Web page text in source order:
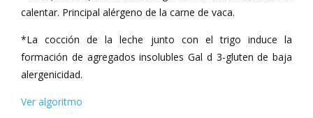
calentar. Principal alérgeno de la carne de vaca.
*La cocción de la leche junto con el trigo induce la
formación de agregados insolubles Gal d 3-gluten de baja
alergenicidad.
Ver algoritmo